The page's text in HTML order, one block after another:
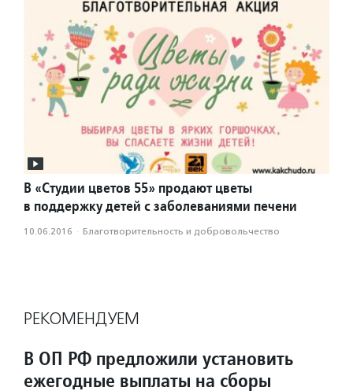
В «Студии цветов 55» продают цветы
в поддержку детей с заболеваниями печени
10.06.2016 · Благотвори­тель­ность и доброволь­чест­во
РЕКОМЕНДУЕМ
В ОП РФ предложили установить
ежегодные выплаты на сборы